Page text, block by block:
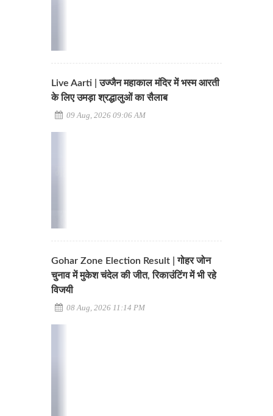
Live Aarti | उज्जैन महाकाल मंदिर में भस्म आरती
के लिए उमड़ा श्रद्धालुओं का सैलाब
09 Aug, 2026 09:06 AM
Gohar Zone Election Result | गोहर जोन
चुनाव में मुकेश चंदेल की जीत, रिकाउंटिंग में भी रहे
विजयी
08 Aug, 2026 11:14 PM